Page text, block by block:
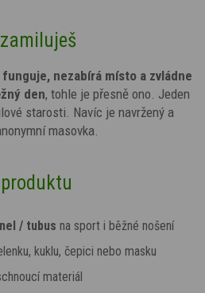
funguje, nezabírá místo a zvládne
den, tohle je přesně ono. Jeden
starosti. Navíc je navržený a
masovka.
/ tubus na sport i běžné nošení
kuklu, čepici nebo masku
materiál